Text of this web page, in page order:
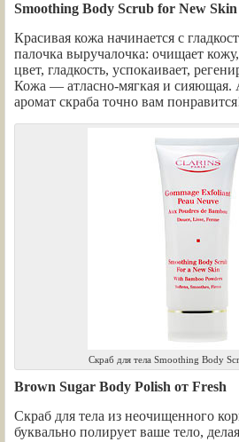
Smoothing Body Scrub for New
Красивая кожа начинается с
палочка выручалочка: очищает
цвет, гладкость, успокаивает,
Кожа — атласно-мягкая и сияющая.
аромат скраба точно вам
Скраб для тела Smoothing Body
Brown Sugar Body Polish от Fresh
Скраб для тела из неочищенного
буквально полирует ваше тело,